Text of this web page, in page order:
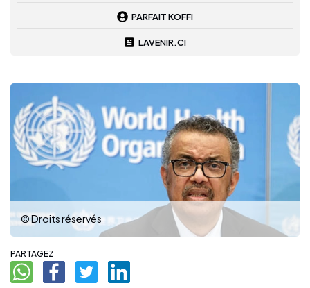
PARFAIT KOFFI
LAVENIR.CI
© Droits réservés
PARTAGEZ